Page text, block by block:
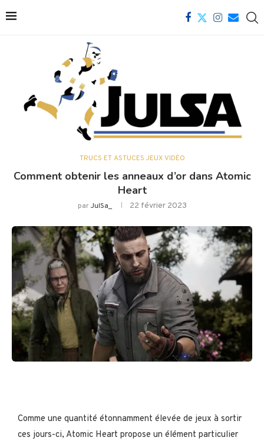
TRUCS ET ASTUCES JEUX VIDÉO
Comment obtenir les anneaux d’or dans Atomic
Heart
parJulSa_ 22 février 2023
Comme une quantité étonnamment élevée de jeux à sortir
ces jours-ci, Atomic Heart propose un élément particulier